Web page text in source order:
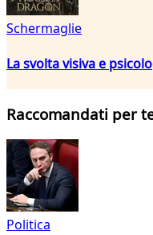
Schermaglie
La svolta visiva e
Raccomandati per
Politica